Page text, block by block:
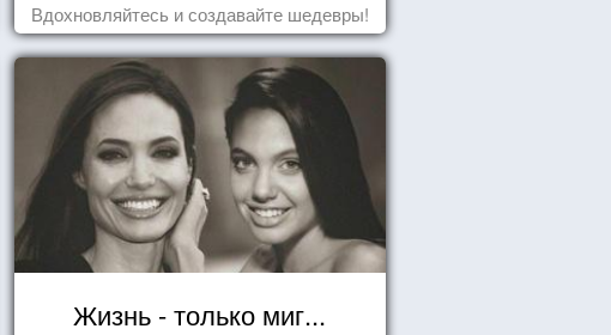
Вдохновляйтесь и создавайте шедевры!
Жизнь - только миг...